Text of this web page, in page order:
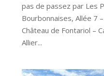
pas de passez par Les
Bourbonnaises, Allée 7
Château de Fontariol –
Allier...